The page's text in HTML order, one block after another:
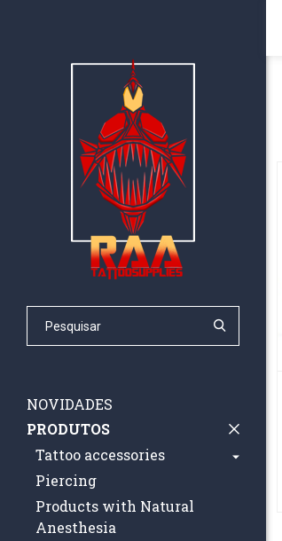
NOVIDADES
PRODUTOS
Tattoo accessories
Piercing
Products with Natural
Anesthesia